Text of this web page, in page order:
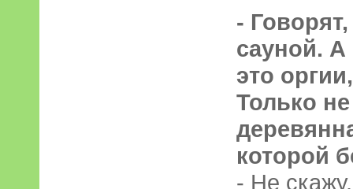
-
сауной. А
это
Только
которой
- Не